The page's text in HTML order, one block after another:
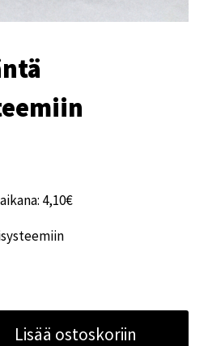
4,10€
Lisää ostoskoriin